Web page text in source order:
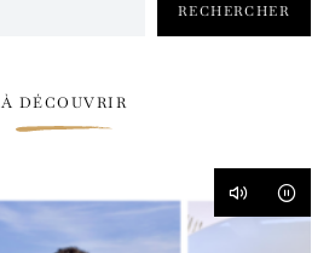
RECHERCHER
À DÉCOUVRIR